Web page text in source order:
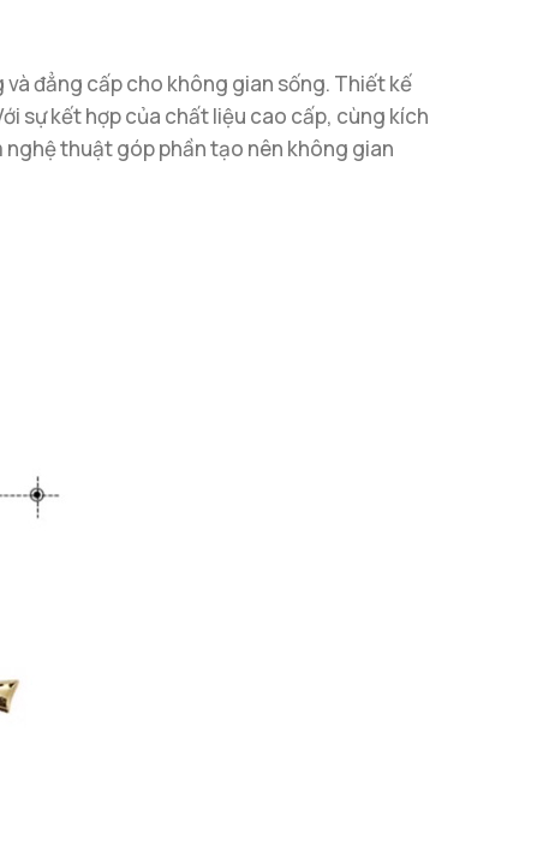
đẳng cấp cho không gian sống. Thiết kế
sự kết hợp của chất liệu cao cấp, cùng kích
thuật góp phần tạo nên không gian